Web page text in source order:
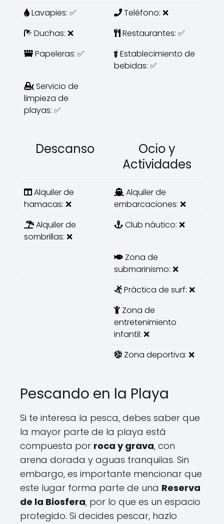
Lavapies: ✅
Teléfono: ❌
Duchas: ❌
Restaurantes: ✅
Papeleras: ✅
Establecimiento de
bebidas: ✅
Servicio de
limpieza de
playas: ✅
Descanso
Ocio y
Actividades
Alquiler de
hamacas: ❌
Alquiler de
embarcaciones: ❌
Alquiler de
sombrillas: ❌
Club náutico: ❌
Zona de
submarinismo: ❌
Práctica de surf: ❌
Zona de
entretenimiento
infantil: ❌
Zona deportiva: ❌
Pescando en la Playa
Si te interesa la pesca, debes saber que
la mayor parte de la playa está
compuesta por roca y grava, con
arena dorada y aguas tranquilas. Sin
embargo, es importante mencionar que
este lugar forma parte de una Reserva
de la Biosfera, por lo que es un espacio
protegido. Si decides pescar, hazlo